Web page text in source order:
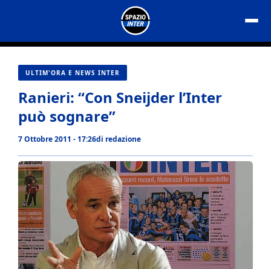
contenuto
ULTIM'ORA E NEWS INTER
Ranieri: “Con Sneijder l’Inter
può sognare”
7 Ottobre 2011 - 17:26di redazione